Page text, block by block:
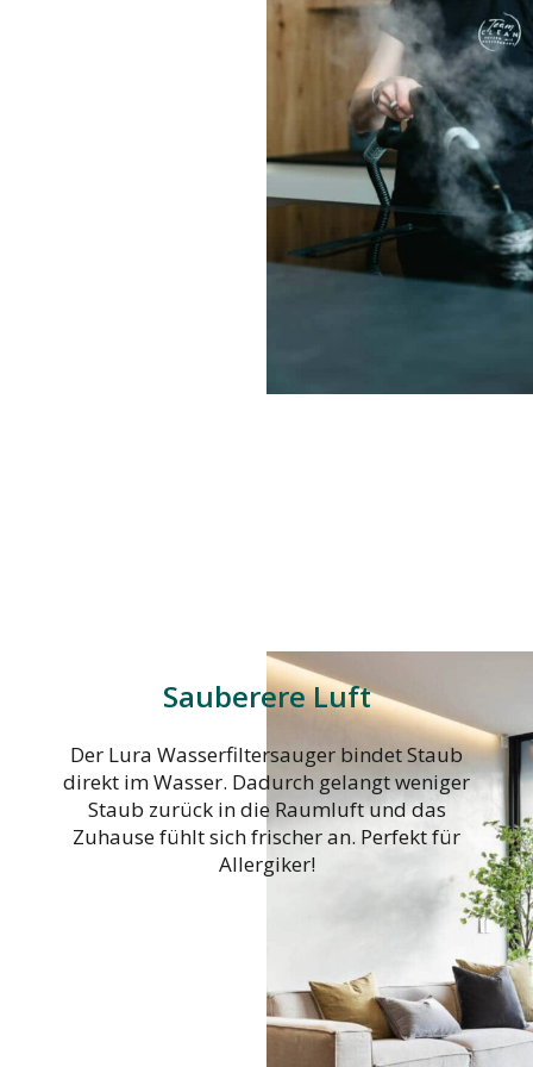
Sauberere Luft
Der Lura Wasserfiltersauger bindet Staub
direkt im Wasser. Dadurch gelangt weniger
Staub zurück in die Raumluft und das
Zuhause fühlt sich frischer an. Perfekt für
Allergiker!